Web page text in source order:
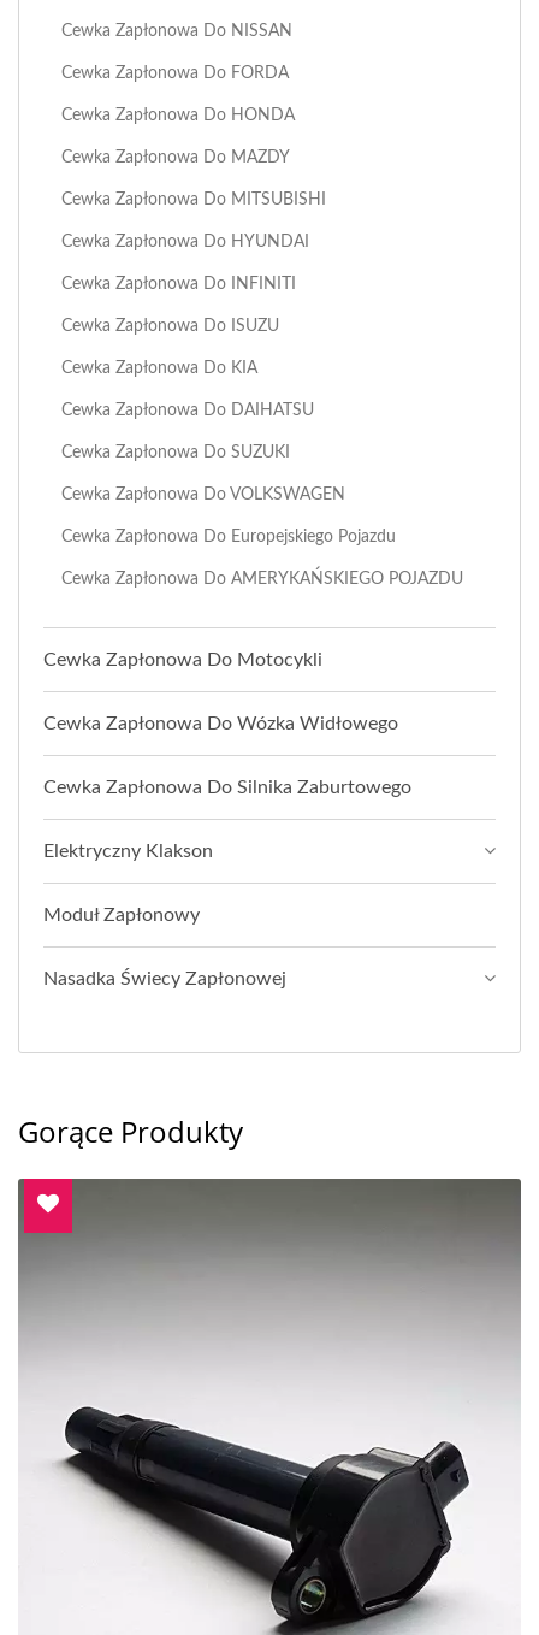
Cewka Zapłonowa Do NISSAN
Cewka Zapłonowa Do FORDA
Cewka Zapłonowa Do HONDA
Cewka Zapłonowa Do MAZDY
Cewka Zapłonowa Do MITSUBISHI
Cewka Zapłonowa Do HYUNDAI
Cewka Zapłonowa Do INFINITI
Cewka Zapłonowa Do ISUZU
Cewka Zapłonowa Do KIA
Cewka Zapłonowa Do DAIHATSU
Cewka Zapłonowa Do SUZUKI
Cewka Zapłonowa Do VOLKSWAGEN
Cewka Zapłonowa Do Europejskiego Pojazdu
Cewka Zapłonowa Do AMERYKAŃSKIEGO POJAZDU
Cewka Zapłonowa Do Motocykli
Cewka Zapłonowa Do Wózka Widłowego
Cewka Zapłonowa Do Silnika Zaburtowego
Elektryczny Klakson
Moduł Zapłonowy
Nasadka Świecy Zapłonowej
Gorące Produkty